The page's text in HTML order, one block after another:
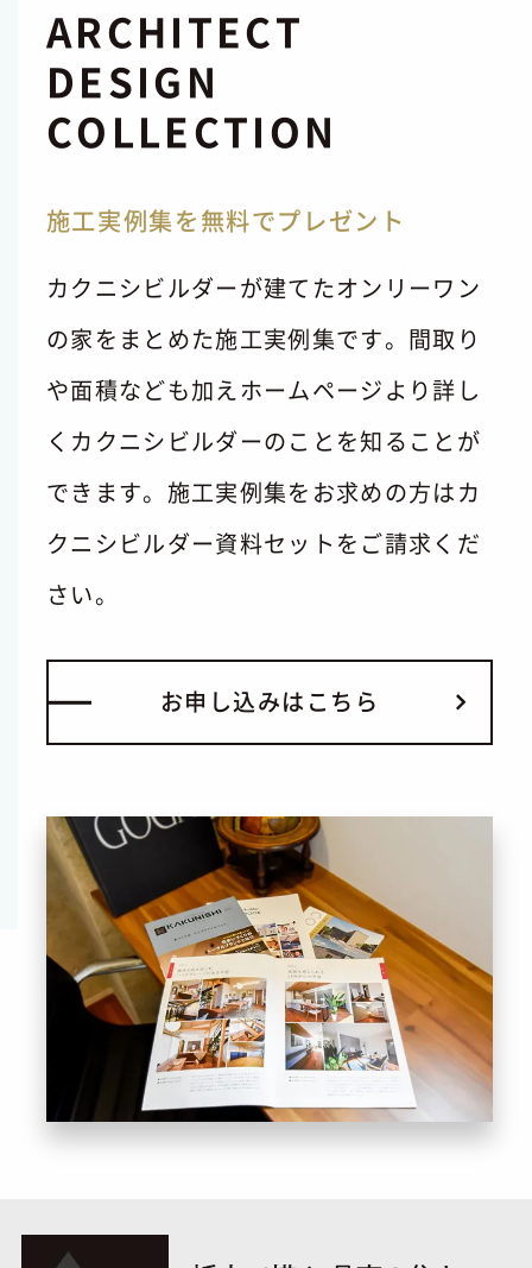
ARCHITECT
DESIGN
COLLECTION
施工実例集を無料でプレゼント
カクニシビルダーが建てたオンリーワン
の家をまとめた施工実例集です。間取り
や面積なども加えホームページより詳し
くカクニシビルダーのことを知ることが
できます。施工実例集をお求めの方はカ
クニシビルダー資料セットをご請求くだ
さい。
お申 し込みは こ ち ら